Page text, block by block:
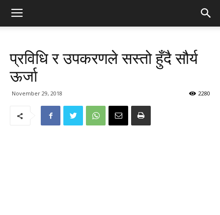
प्रविधि र उपकरणले सस्तो हुँदै सौर्य
ऊर्जा
November 29, 2018 2280